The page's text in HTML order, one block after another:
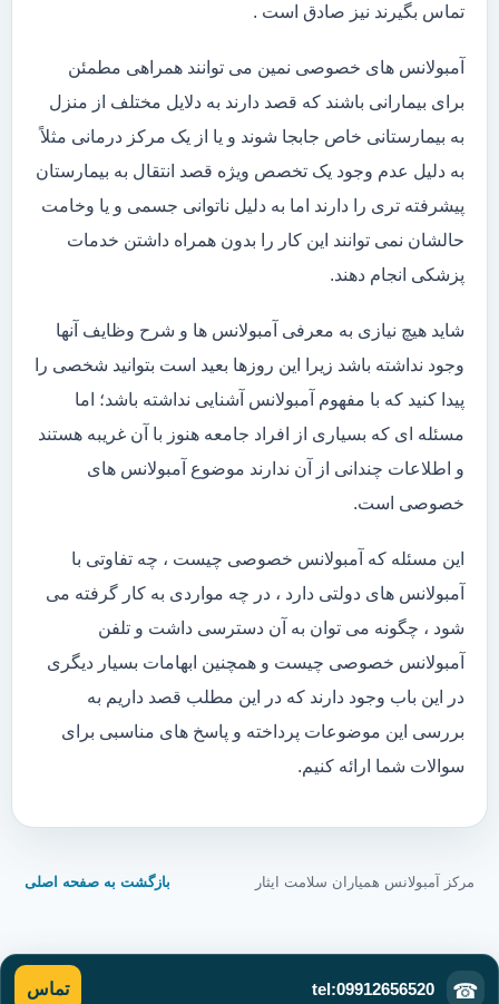
تماس بگیرند نیز صادق است .
آمبولانس های خصوصی نمین می توانند همراهی مطمئن
برای بیمارانی باشند که قصد دارند به دلایل مختلف از منزل
به بیمارستانی خاص جابجا شوند و یا از یک مرکز درمانی مثلاً
به دلیل عدم وجود یک تخصص ویژه قصد انتقال به بیمارستان
پیشرفته تری را دارند اما به دلیل ناتوانی جسمی و یا وخامت
حالشان نمی توانند این کار را بدون همراه داشتن خدمات
پزشکی انجام دهند.
شاید هیچ نیازی به معرفی آمبولانس ها و شرح وظایف آنها
وجود نداشته باشد زیرا این روزها بعید است بتوانید شخصی را
پیدا کنید که با مفهوم آمبولانس آشنایی نداشته باشد؛ اما
مسئله ای که بسیاری از افراد جامعه هنوز با آن غریبه هستند
و اطلاعات چندانی از آن ندارند موضوع آمبولانس های
خصوصی است.
این مسئله که آمبولانس خصوصی چیست ، چه تفاوتی با
آمبولانس های دولتی دارد ، در چه مواردی به کار گرفته می
شود ، چگونه می توان به آن دسترسی داشت و تلفن
آمبولانس خصوصی چیست و همچنین ابهامات بسیار دیگری
در این باب وجود دارند که در این مطلب قصد داریم به
بررسی این موضوعات پرداخته و پاسخ های مناسبی برای
سوالات شما ارائه کنیم.
☎
tel:09912656520 تماس
مرکز آمبولانس همیاران سلامت ایثار بازگشت به صفحه اصلی